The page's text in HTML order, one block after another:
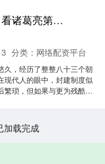
金多多 看诸葛亮第一次北伐，死的11名大将都是谁，就知道他败得有多惨
分类： 网络配资平台
久，经历了整整八十三个朝
现代人的眼中，封建制度似
繁琐，但如果与更为残酷的
加载完成